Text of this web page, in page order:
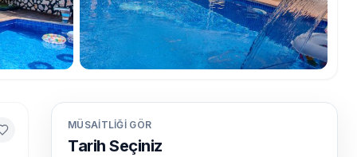
MÜSAITLIĞI GÖR
Tarih Seçiniz